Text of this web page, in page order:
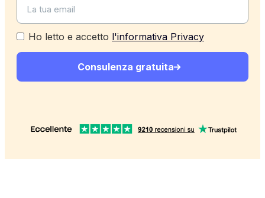
Ho letto e accetto l'informativa Privacy
Consulenza gratuita